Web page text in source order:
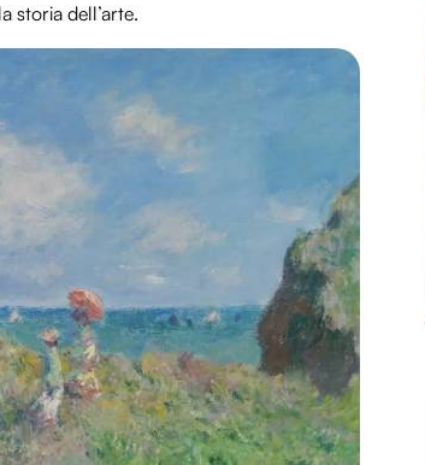
storia dell’arte.